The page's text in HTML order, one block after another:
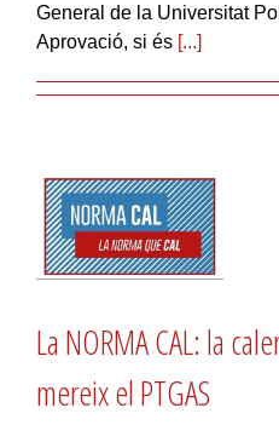
General de la Universitat
Aprovació, si és [...]
La NORMA CAL: la
mereix el PTGAS